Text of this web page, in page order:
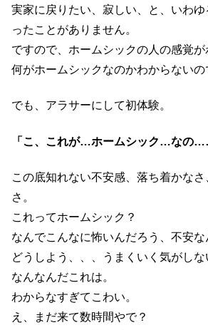
実家に戻りたい、寂しい、と、いわ
ったことがありません。
ですので、ホームシックの人の感覚が
何がホームシックなのかわからないの
でも、アラサーにして初体験。
「こ、これが…ホームシック…なの
この底知れない不安感、落ち着かな
さ。
これってホームシック？
なんでこんなに怖いんだろう、不安な
どうしよう、、、うまくいく気がしな
なんなんだこれは。
わからなすぎてこわい。
え、まだ来て数時間やで？